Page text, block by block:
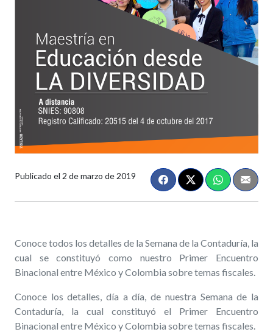
Publicado el 2 de marzo de 2019
Conoce todos los detalles de la Semana de la Contaduría, la
cual se constituyó como nuestro Primer Encuentro
Binacional entre México y Colombia sobre temas fiscales.
Conoce los detalles, día a día, de nuestra Semana de la
Contaduría, la cual constituyó el Primer Encuentro
Binacional entre México y Colombia sobre temas fiscales.